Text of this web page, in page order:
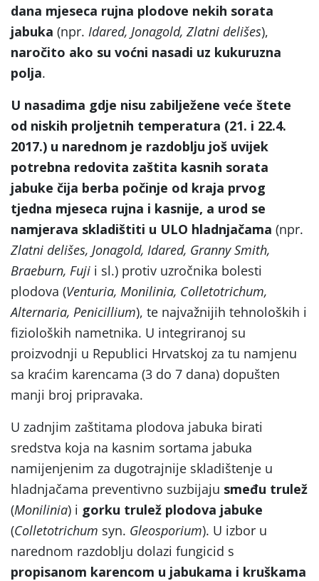
dana mjeseca rujna plodove nekih sorata
jabuka (npr. Idared, Jonagold, Zlatni delišes),
naročito ako su voćni nasadi uz kukuruzna
polja.
U nasadima gdje nisu zabilježene veće štete
od niskih proljetnih temperatura (21. i 22.4.
2017.) u narednom je razdoblju još uvijek
potrebna redovita zaštita kasnih sorata
jabuke čija berba počinje od kraja prvog
tjedna mjeseca rujna i kasnije, a urod se
namjerava skladištiti u ULO hladnjačama (npr.
Zlatni delišes, Jonagold, Idared, Granny Smith,
Braeburn, Fuji i sl.) protiv uzročnika bolesti
plodova (Venturia, Monilinia, Colletotrichum,
Alternaria, Penicillium), te najvažnijih tehnoloških i
fizioloških nametnika. U integriranoj su
proizvodnji u Republici Hrvatskoj za tu namjenu
sa kraćim karencama (3 do 7 dana) dopušten
manji broj pripravaka.
U zadnjim zaštitama plodova jabuka birati
sredstva koja na kasnim sortama jabuka
namijenjenim za dugotrajnije skladištenje u
hladnjačama preventivno suzbijaju smeđu trulež
(Monilinia) i gorku trulež plodova jabuke
(Colletotrichum syn. Gleosporium). U izbor u
narednom razdoblju dolazi fungicid s
propisanom karencom u jabukama i kruškama